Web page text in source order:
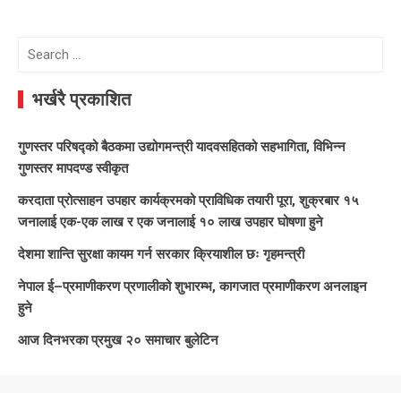
Search
भर्खरै प्रकाशित
गुणस्तर परिषद्को बैठकमा उद्योगमन्त्री यादवसहितको सहभागिता, विभिन्न
गुणस्तर मापदण्ड स्वीकृत
करदाता प्रोत्साहन उपहार कार्यक्रमको प्राविधिक तयारी पूरा, शुक्रबार १५
जनालाई एक-एक लाख र एक जनालाई १० लाख उपहार घोषणा हुने
देशमा शान्ति सुरक्षा कायम गर्न सरकार क्रियाशील छः गृहमन्त्री
नेपाल ई–प्रमाणीकरण प्रणालीको शुभारम्भ, कागजात प्रमाणीकरण अनलाइन
हुने
आज दिनभरका प्रमुख २० समाचार बुलेटिन